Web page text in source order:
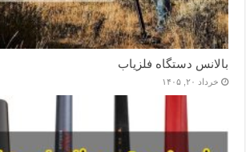
بالانس دستگاه فلزیاب
خرداد ۲۰, ۱۴۰۵